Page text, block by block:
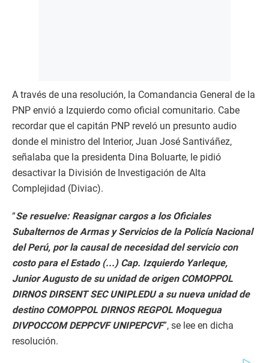
A través de una resolución, la Comandancia General de la
PNP envió a Izquierdo como oficial comunitario. Cabe
recordar que el capitán PNP reveló un presunto audio
donde el ministro del Interior, Juan José Santiváñez,
señalaba que la presidenta Dina Boluarte, le pidió
desactivar la División de Investigación de Alta
Complejidad (Diviac).
“Se resuelve: Reasignar cargos a los Oficiales
Subalternos de Armas y Servicios de la Policía Nacional
del Perú, por la causal de necesidad del servicio con
costo para el Estado (...) Cap. Izquierdo Yarleque,
Junior Augusto de su unidad de origen COMOPPOL
DIRNOS DIRSENT SEC UNIPLEDU a su nueva unidad de
destino COMOPPOL DIRNOS REGPOL Moquegua
DIVPOCCOM DEPPCVF UNIPEPCVF”, se lee en dicha
resolución.